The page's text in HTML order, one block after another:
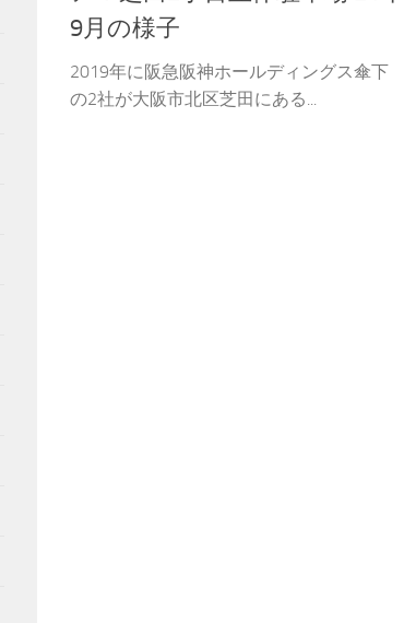
9月の様子
2019年に阪急阪神ホールディングス傘下
の2社が大阪市北区芝田にある...